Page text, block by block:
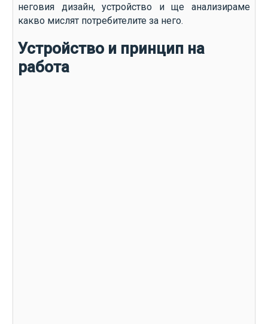
неговия дизайн, устройство и ще анализираме
какво мислят потребителите за него.
Устройство и принцип на
работа